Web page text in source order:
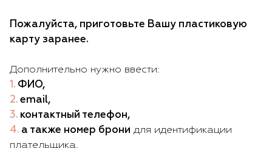
Пожалуйста, приготовьте Вашу пластиковую
карту заранее.
Дополнительно нужно ввести:
ФИО,
email,
контактный телефон,
а также номер брони для идентификации
плательщика.